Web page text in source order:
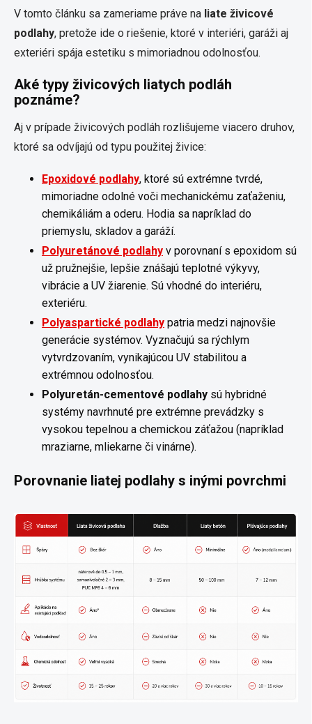
V tomto článku sa zameriame práve na liate živicové
podlahy, pretože ide o riešenie, ktoré v interiéri, garáži aj
exteriéri spája estetiku s mimoriadnou odolnosťou.
Aké typy živicových liatych podláh
poznáme?
Aj v prípade živicových podláh rozlišujeme viacero druhov,
ktoré sa odvíjajú od typu použitej živice:
Epoxidové podlahy, ktoré sú extrémne tvrdé,
mimoriadne odolné voči mechanickému zaťaženiu,
chemikáliám a oderu. Hodia sa napríklad do
priemyslu, skladov a garáží.
Polyuretánové podlahy v porovnaní s epoxidom sú
už pružnejšie, lepšie znášajú teplotné výkyvy,
vibrácie a UV žiarenie. Sú vhodné do interiéru,
exteriéru.
Polyaspartické podlahy patria medzi najnovšie
generácie systémov. Vyznačujú sa rýchlym
vytvrdzovaním, vynikajúcou UV stabilitou a
extrémnou odolnosťou.
Polyuretán-cementové podlahy sú hybridné
systémy navrhnuté pre extrémne prevádzky s
vysokou tepelnou a chemickou záťažou (napríklad
mraziarne, mliekarne či vinárne).
Porovnanie liatej podlahy s inými povrchmi